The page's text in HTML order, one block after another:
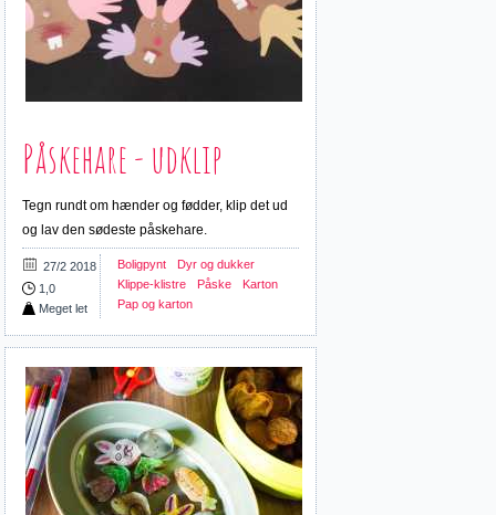
Påskehare - udklip
Tegn rundt om hænder og fødder, klip det ud
og lav den sødeste påskehare.
27/2 2018
1,0
Meget let
Boligpynt
Dyr og dukker
Klippe-klistre
Påske
Karton
Pap og karton